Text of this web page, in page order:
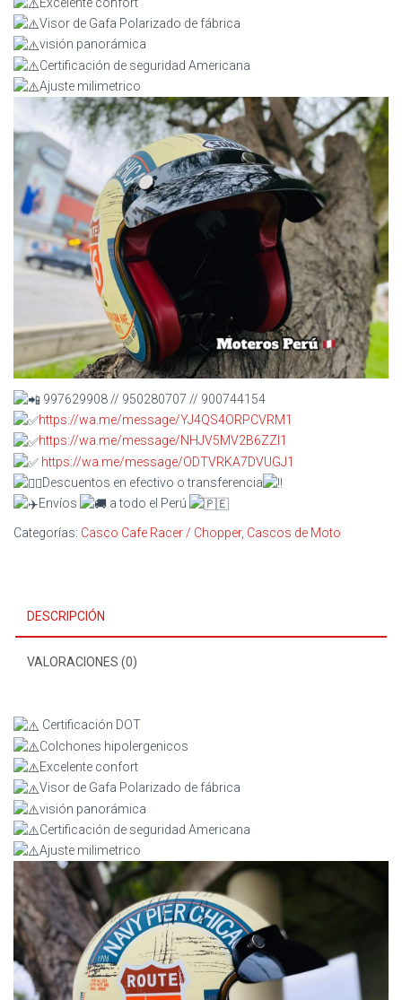
Visor de Gafa Polarizado de fábrica
visión panorámica
Certificación de seguridad Americana
Ajuste milimetrico
997629908 // 950280707 // 900744154
https://wa.me/message/YJ4QS4ORPCVRM1
https://wa.me/message/NHJV5MV2B6ZZI1
https://wa.me/message/ODTVRKA7DVUGJ1
Descuentos en efectivo o transferencia
Envíos
a todo el Perú
Categorías: Casco Cafe Racer / Chopper, Cascos de Moto
DESCRIPCIÓN
VALORACIONES (0)
Certificación DOT
Colchones hipolergenicos
Excelente confort
Visor de Gafa Polarizado de fábrica
visión panorámica
Certificación de seguridad Americana
Ajuste milimetrico